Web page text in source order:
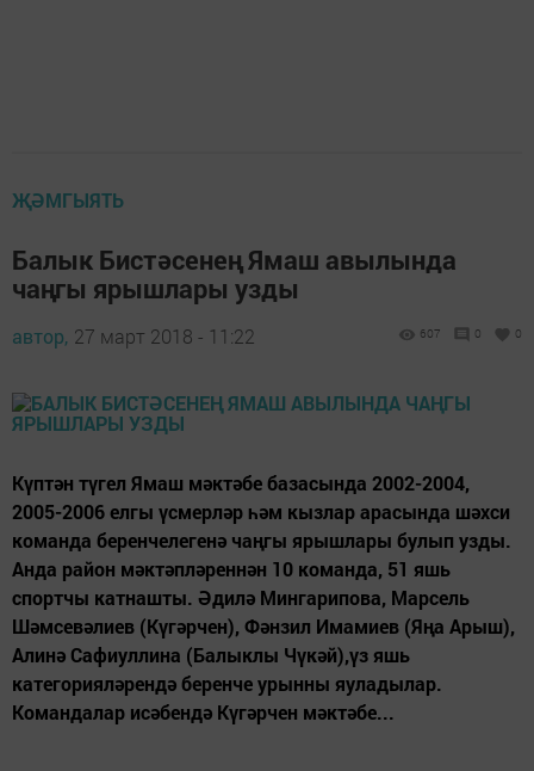
ҖӘМГЫЯТЬ
Балык Бистәсенең Ямаш авылында
чаңгы ярышлары узды
автор, 27 март 2018 - 11:22 607 0 0
Күптән түгел Ямаш мәктәбе базасында 2002-2004,
2005-2006 елгы үсмерләр һәм кызлар арасында шәхси
команда беренчелегенә чаңгы ярышлары булып узды.
Анда район мәктәпләреннән 10 команда, 51 яшь
спортчы катнашты. Әдилә Мингарипова, Марсель
Шәмсевәлиев (Күгәрчен), Фәнзил Имамиев (Яңа Арыш),
Алинә Сафиуллина (Балыклы Чүкәй),үз яшь
категорияләрендә беренче урынны яуладылар.
Командалар исәбендә Күгәрчен мәктәбе...